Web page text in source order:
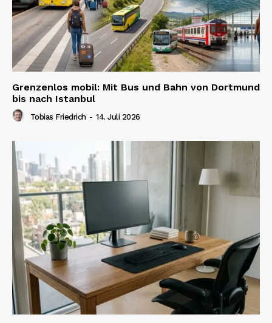
Grenzenlos mobil: Mit Bus und Bahn von Dortmund
bis nach Istanbul
Tobias Friedrich - 14. Juli 2026